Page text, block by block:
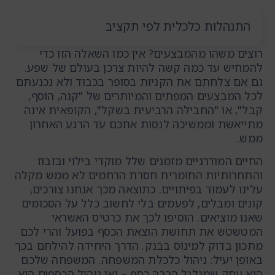
התנהלות כלכלית לפי תקציב
רוצים משהו מהמבצעים? אין כמו השאלה הזו כדי
להמחיש עד כמה קשה להיות צרכן בעולם של שפע.
גם אם צלחתם את הקניות בסופר בכבוד ולא נכנעתם
לכל המבצעים המפתים והמיותרים של "קנה, הוסף,
קבל", או "החבילה הרביעית בשקל", הקופאית אינה
מתייאשת וממשיכה לנסות אתכם עד הרגע האחרון
ממש.
החיים המודרניים מזמנים שלל מוקדי בילוי ובזבוז
והתחרותיות החומרית חסרת הרחמים לא ממש מקלה
עלינו לעמוד בפיתויים. כתוצאה מכך אנחנו צורכים,
קונים ומבלים, לפעמים בלי לחשוב כלל על הסכומים
שאנו מוציאים. הוסיפו לכך את כרטיס האשראי
המטשטש את תחושת הוצאת הכסף בפועל והרי לכם
מתכון בדוק למינוס בבנק. הדרך היחידה להילחם בכך
באופן יעיל: ניהול כלכלת המשפחה. המשפחה שלכם